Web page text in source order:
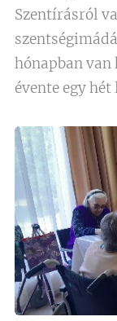
Szentírásról
hónapban van
évente egy